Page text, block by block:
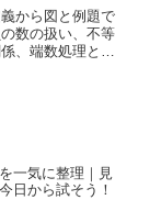
から図と例題で
数の扱い、不等
、端数処理との
一気に整理｜見
日から試そう！